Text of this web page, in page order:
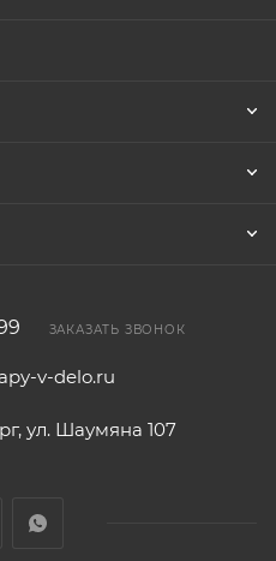
ЗАКАЗАТЬ ЗВОНОК
v-delo.ru
ул. Шаумяна 107